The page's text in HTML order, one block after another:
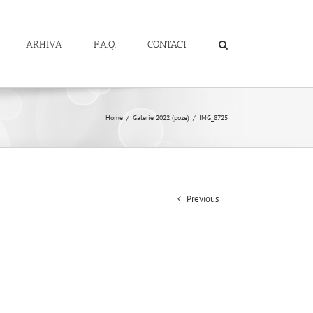
ARHIVA F.A.Q. CONTACT
Home / Galerie 2022 (poze) / IMG_8725
Previous